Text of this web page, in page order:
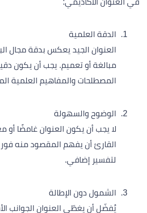
الدقة العلمية
العنوان الجيد يعكس بدقة مجال
مبالغة أو تعميم. يجب أن يكون
المصطلحات والمفاهيم العلمية
الوضوح والسهولة
لا يجب أن يكون العنوان غامضًا أو
القارئ أن يفهم المقصود منه فور
لتفسير إضافي.
الشمول دون الإطالة
يُفضّل أن يغطّي العنوان الجوانب